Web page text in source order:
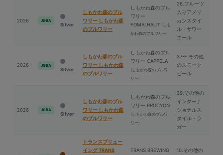
2026 JGBA
Silver
しもかわ森のブル
ワリー しもかわ森
のブルワリー
しもかわ森のブル
ワリー
FOMALHAUT (しも
かわ森のブルワリー)
28.フルーツ
入りアメリ
カンスタイ
ル・サワー
エール
2026 JGBA
Silver
しもかわ森のブル
ワリー しもかわ森
のブルワリー
しもかわ森のブル
ワリー CAPPELA
(しもかわ森のブルワ
リー)
37-F.その他
のスモーク
ビール
2026 JGBA
Silver
しもかわ森のブル
ワリー しもかわ森
のブルワリー
しもかわ森のブル
ワリー PROCYON
(しもかわ森のブルワ
リー)
39.その他の
インターナ
ショナルス
タイル・ラ
ガー
トランスブリュー
イング TRANS
TRANS BREWING
10.その他の